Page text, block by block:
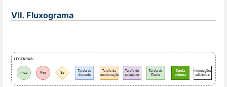
VII. Fluxograma